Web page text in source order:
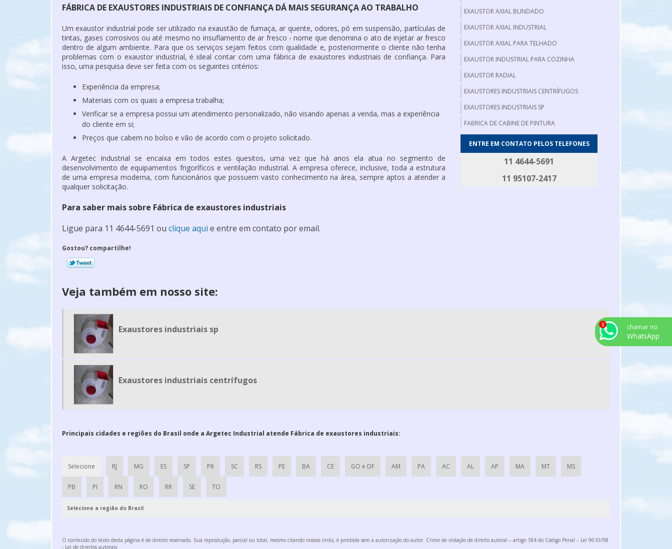
FÁBRICA DE EXAUSTORES INDUSTRIAIS DE CONFIANÇA DÁ MAIS SEGURANÇA AO TRABALHO
Um exaustor industrial pode ser utilizado na exaustão de fumaça, ar quente, odores, pó em suspensão, partículas de
tintas, gases corrosivos ou até mesmo no insuflamento de ar fresco - nome que denomina o ato de injetar ar fresco
dentro de algum ambiente. Para que os serviços sejam feitos com qualidade e, posteriormente o cliente não tenha
problemas com o exaustor industrial, é ideal contar com uma fábrica de exaustores industriais de confiança. Para
isso, uma pesquisa deve ser feita com os seguintes critérios:
Experiência da empresa;
Materiais com os quais a empresa trabalha;
Verificar se a empresa possui um atendimento personalizado, não visando apenas a venda, mas a experiência
do cliente em si;
Preços que cabem no bolso e vão de acordo com o projeto solicitado.
A Argetec Industrial se encaixa em todos estes quesitos, uma vez que há anos ela atua no segmento de
desenvolvimento de equipamentos frigoríficos e ventilação industrial. A empresa oferece, inclusive, toda a estrutura
de uma empresa moderna, com funcionários que possuem vasto conhecimento na área, sempre aptos a atender a
qualquer solicitação.
Para saber mais sobre Fábrica de exaustores industriais
Ligue para 11 4644-5691 ou clique aqui e entre em contato por email.
Gostou? compartilhe!
EXAUSTOR AXIAL BLINDADO
EXAUSTOR AXIAL INDUSTRIAL
EXAUSTOR AXIAL PARA TELHADO
EXAUSTOR INDUSTRIAL PARA COZINHA
EXAUSTOR RADIAL
EXAUSTORES INDUSTRIAIS CENTRÍFUGOS
EXAUSTORES INDUSTRIAIS SP
FABRICA DE CABINE DE PINTURA
FABRICANTE DE EXAUSTOR AXIAL
ESTUFA DE COZIMENTO
ROTOR EXAUSTOR AXIAL
ENTRE EM CONTATO PELOS TELEFONES
11 4644-5691
11 95107-2417
Veja também em nosso site:
Exaustores industriais sp
Exaustores industriais centrífugos
Principais cidades e regiões do Brasil onde a Argetec Industrial atende Fábrica de exaustores industriais:
Selecione RJ MG ES SP PR SC RS PE BA CE GO e DF AM PA AC AL AP MA MT MS
PB PI RN RO RR SE TO
Selecione a região do Brasil
O conteúdo do texto desta página é de direito reservado. Sua reprodução, parcial ou total, mesmo citando nossos links, é proibida sem a autorização do autor. Crime de violação de direito autoral – artigo 184 do Código Penal – Lei 9610/98
- Lei de direitos autorais.
chamar no
WhatsApp